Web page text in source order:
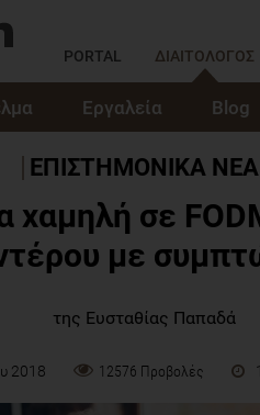
PORTAL ΔΙΑΙΤΟΛΟΓΟΣ
Εργαλεία Blog
ΕΠΙΣΤΗΜΟΝΙΚΑ ΝΕΑ
χαμηλή σε
με
της Ευσταθίας Παπαδά
2018 12576 Προβολές